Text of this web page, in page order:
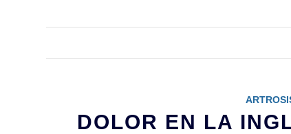
DOLOR EN LA